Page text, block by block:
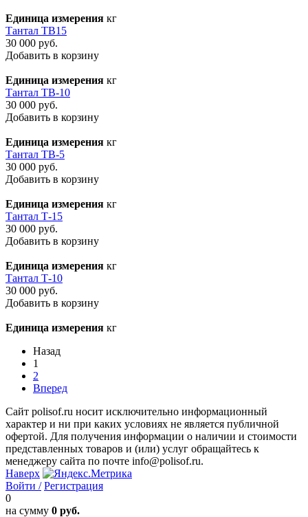
Единица измерения кг
Тантал ТВ15
30 000 руб.
Добавить в корзину
Единица измерения кг
Тантал ТВ-10
30 000 руб.
Добавить в корзину
Единица измерения кг
Тантал ТВ-5
30 000 руб.
Добавить в корзину
Единица измерения кг
Тантал Т-15
30 000 руб.
Добавить в корзину
Единица измерения кг
Тантал Т-10
30 000 руб.
Добавить в корзину
Единица измерения кг
Назад
1
2
Вперед
Сайт polisof.ru носит исключительно информационный
характер и ни при каких условиях не является публичной
офертой. Для получения информации о наличии и стоимости
представленных товаров и (или) услуг обращайтесь к
менеджеру сайта по почте info@polisof.ru.
Наверх
Войти / Регистрация
0
на сумму 0 руб.